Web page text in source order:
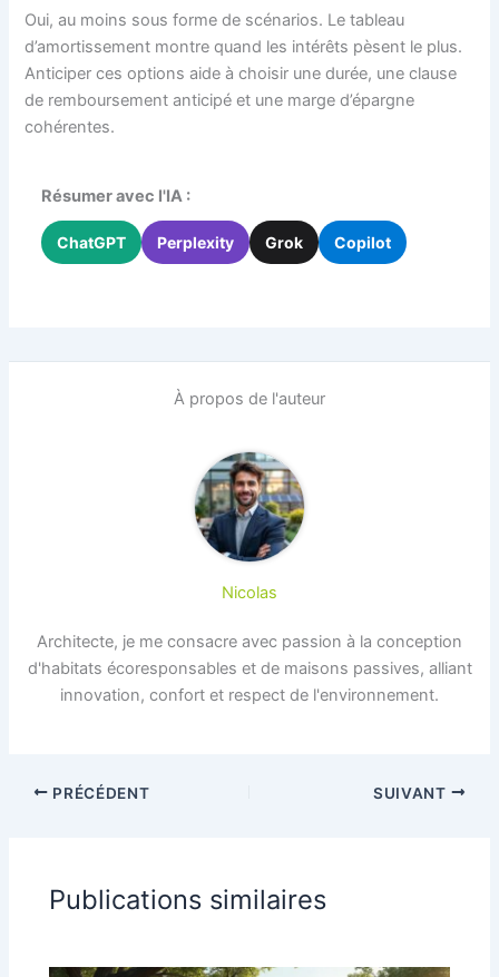
Oui, au moins sous forme de scénarios. Le tableau
d’amortissement montre quand les intérêts pèsent le plus.
Anticiper ces options aide à choisir une durée, une clause
de remboursement anticipé et une marge d’épargne
cohérentes.
Résumer avec l'IA :
ChatGPT Perplexity Grok Copilot
À propos de l'auteur
Nicolas
Architecte, je me consacre avec passion à la conception
d'habitats écoresponsables et de maisons passives, alliant
innovation, confort et respect de l'environnement.
PRÉCÉDENT SUIVANT
Publications similaires